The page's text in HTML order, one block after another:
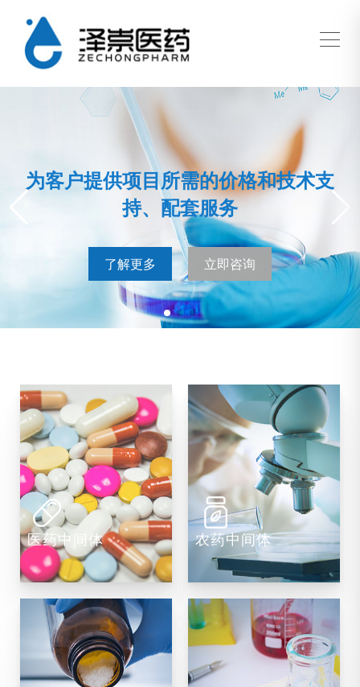
为客户提供项目所需的价格和技术支
持、配套服务
了解更多 立即咨询
医药中间体 农药中间体